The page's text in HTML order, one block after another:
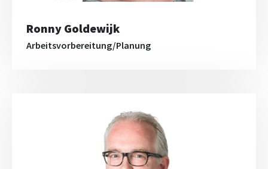
Ronny Goldewijk
Arbeitsvorbereitung/Planung